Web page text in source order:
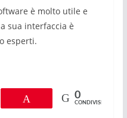
è molto utile e
sua interfaccia è
esperti.
0
CONDIVISIONI